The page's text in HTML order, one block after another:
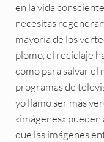
en la vida
necesitas
mayoría de los
plomo, el reciclaje
como para salvar el
programas de
yo llamo ser más
«imágenes»
que las imágenes